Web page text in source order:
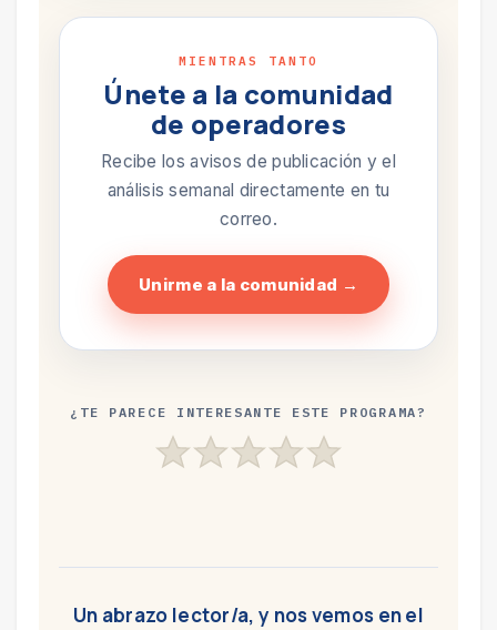
MIENTRAS TANTO
Únete a la comunidad
de operadores
Recibe los avisos de publicación y el
análisis semanal directamente en tu
correo.
Unirme a la comunidad →
¿TE PARECE INTERESANTE ESTE PROGRAMA?
Un abrazo lector/a, y nos vemos en el